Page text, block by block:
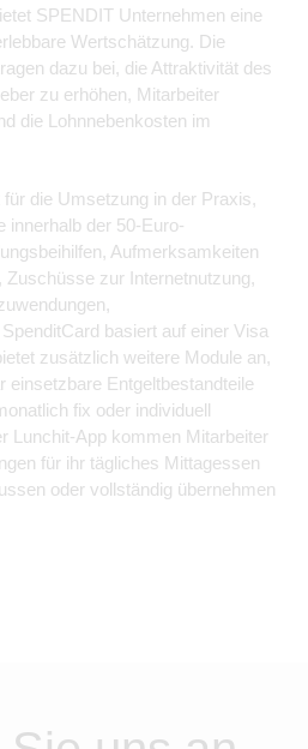
SPENDIT Unternehmen eine
Wertschätzung. Die
dazu bei, die Attraktivität des
zu erhöhen, Mitarbeiter
die Lohnnebenkosten im
die Umsetzung in der Praxis,
innerhalb der 50-Euro-
Aufmerksamkeiten
Zuschüsse zur Internetnutzung,
basiert auf einer Visa
zusätzlich weitere Module an,
einsetzbare Entgeltbestandteile
fix oder individuell
Lunchit-App kommen Mitarbeiter
für ihr tägliches Mittagessen
oder vollständig übernehmen